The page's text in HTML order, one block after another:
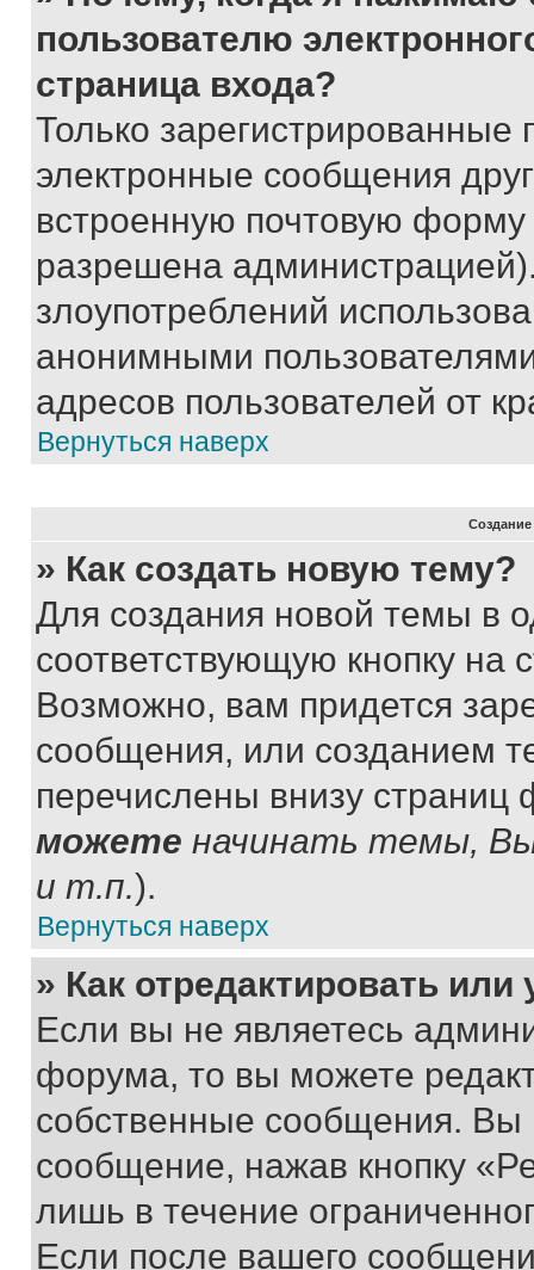
пользователю
страница входа?
Только зарегистрированные
электронные сообщения
встроенную почтовую
разрешена
злоупотреблений
анонимными
адресов пользователей от
Вернуться наверх
» Как создать новую тему?
Для создания новой темы в
соответствующую кнопку
Возможно, вам придется
сообщения, или созданием
перечислены внизу
можете начинать темы,
и т.п.).
Вернуться наверх
» Как отредактировать
Если вы не являетесь
форума, то вы можете
собственные сообщения. Вы
сообщение, нажав кнопку
лишь в течение
Если после вашего